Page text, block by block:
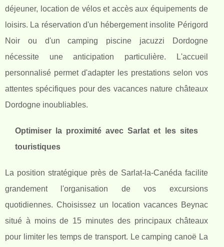
déjeuner, location de vélos et accès aux équipements de
loisirs. La réservation d'un hébergement insolite Périgord
Noir ou d'un camping piscine jacuzzi Dordogne
nécessite une anticipation particulière. L'accueil
personnalisé permet d'adapter les prestations selon vos
attentes spécifiques pour des vacances nature châteaux
Dordogne inoubliables.
Optimiser la proximité avec Sarlat et les sites
touristiques
La position stratégique près de Sarlat-la-Canéda facilite
grandement l'organisation de vos excursions
quotidiennes. Choisissez un location vacances Beynac
situé à moins de 15 minutes des principaux châteaux
pour limiter les temps de transport. Le camping canoë La